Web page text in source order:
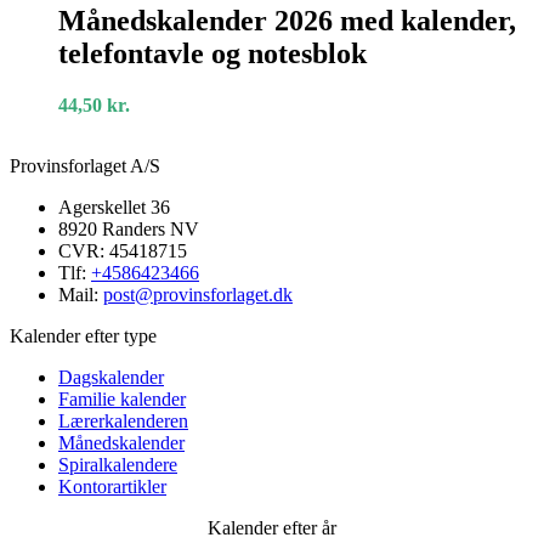
2026
med
kalender,
og
Månedskalender 2026 med kalender,
telefontavle og notesblok
44,50 kr.
Provinsforlaget A/S
Agerskellet 36
8920 Randers NV
CVR: 45418715
Tlf: +4586423466
Mail: post@provinsforlaget.dk
Kalender efter type
Dagskalender
Familie kalender
Lærerkalenderen
Månedskalender
Spiralkalendere
Kontorartikler
Kalender efter år